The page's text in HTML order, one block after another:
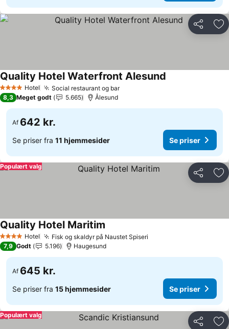
Del
4 StjernerHotel Social restaurant og barSe priser
Quality Hotel Waterfront Alesund
8,3 Meget godt 5.665 Ålesund
Af 642 kr.
Se priser fra 11 hjemmesider Se priser
Del
Populært valg
4 StjernerHotel Fisk og skaldyr på Naustet Spiseri
Quality Hotel Maritim
7,9 Godt 5.196 Haugesund
Af 645 kr.
Se priser fra 15 hjemmesider Se priser
Del
Populært valg